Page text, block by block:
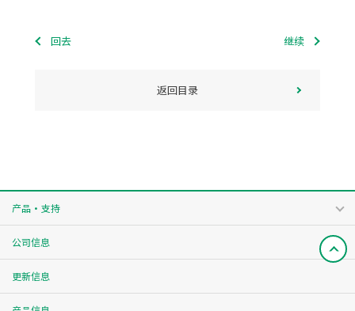
回去 继续
返回目录
产品・支持
公司信息
更新信息